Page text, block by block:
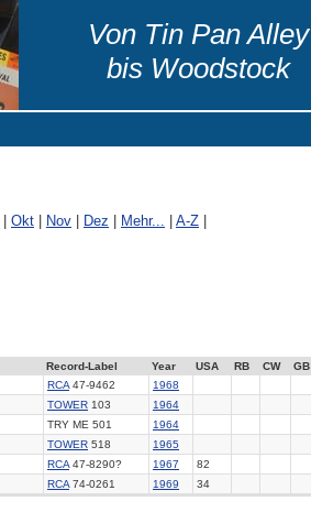
Von Tin Pan Alley
bis Woodstock
Okt Nov Dez Mehr... A-Z
Record-Label Year USA RB CW GB
RCA47-9462
1968
TOWER 103
1964
TRY ME 501
1964
TOWER 518
1965
RCA47-8290? 1967
82
RCA74-0261 1969 34